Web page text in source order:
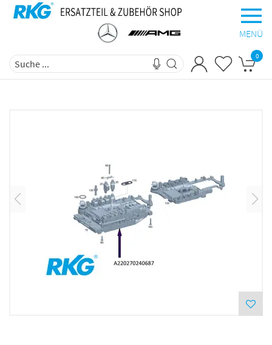
MENÜ
0